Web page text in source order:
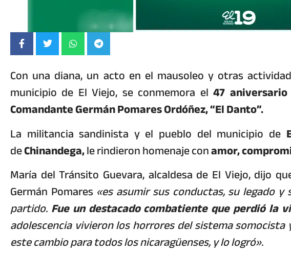
Con una diana, un acto en el mausoleo y otras
municipio de El Viejo, se conmemora el47
Comandante Germán Pomares Ordóñez, “El Danto”.
La militancia sandinista y el pueblo del municipio de
deChinandega,le rindieron homenaje conamor,
María del Tránsito Guevara, alcaldesa de El Viejo, dijo
Germán Pomares«es asumir sus conductas, su legado
partido.Fue un destacado combatiente que perdió la
adolescencia vivieron los horrores del sistema
este cambio para todos los nicaragüenses, y lo logró».